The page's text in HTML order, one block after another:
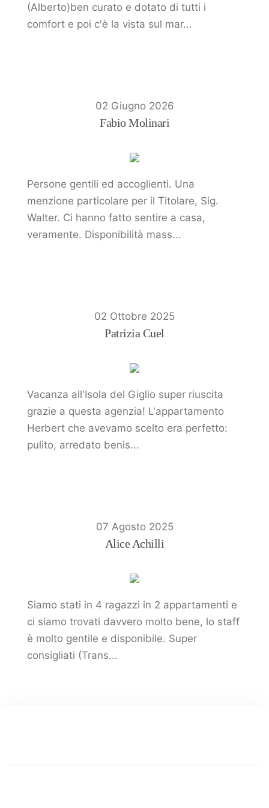
(Alberto)ben curato e dotato di tutti i
comfort e poi c'è la vista sul mar...
02 Giugno 2026
Fabio Molinari
Persone gentili ed accoglienti. Una
menzione particolare per il Titolare, Sig.
Walter. Ci hanno fatto sentire a casa,
veramente. Disponibilità mass...
02 Ottobre 2025
Patrizia Cuel
Vacanza all'Isola del Giglio super riuscita
grazie a questa agenzia! L'appartamento
Herbert che avevamo scelto era perfetto:
pulito, arredato benis...
07 Agosto 2025
Alice Achilli
Siamo stati in 4 ragazzi in 2 appartamenti e
ci siamo trovati davvero molto bene, lo staff
è molto gentile e disponibile. Super
consigliati (Trans...